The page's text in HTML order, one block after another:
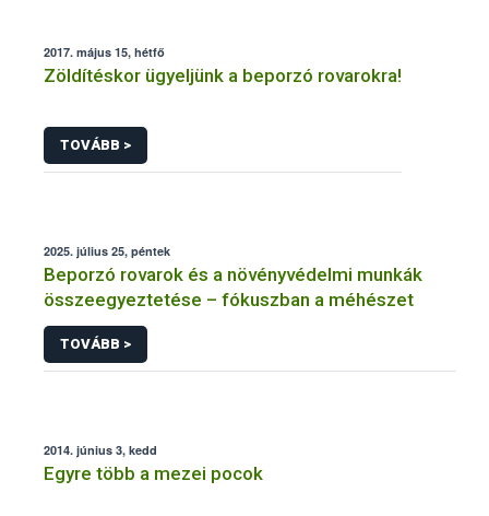
2017. május 15, hétfő
Zöldítéskor ügyeljünk a beporzó rovarokra!
TOVÁBB >
2025. július 25, péntek
Beporzó rovarok és a növényvédelmi munkák
összeegyeztetése – fókuszban a méhészet
TOVÁBB >
2014. június 3, kedd
Egyre több a mezei pocok